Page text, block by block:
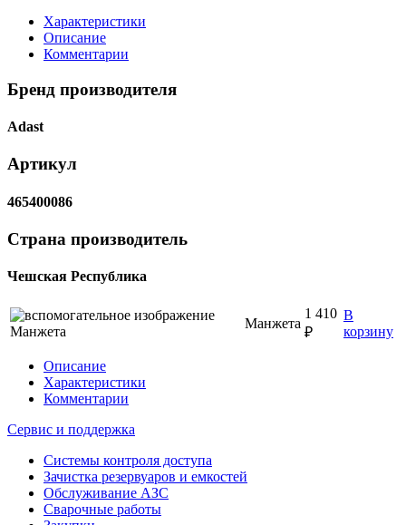
Характеристики
Описание
Комментарии
Бренд производителя
Adast
Артикул
465400086
Страна производитель
Чешская Республика
Манжета
1 410
₽
В
корзину
Описание
Характеристики
Комментарии
Сервис и поддержка
Системы контроля доступа
Зачистка резервуаров и емкостей
Обслуживание АЗС
Сварочные работы